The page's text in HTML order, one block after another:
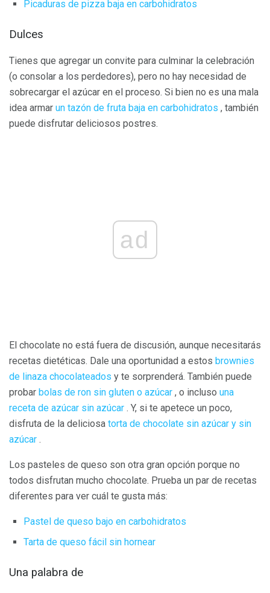
Picaduras de pizza baja en carbohidratos
Dulces
Tienes que agregar un convite para culminar la celebración
(o consolar a los perdedores), pero no hay necesidad de
sobrecargar el azúcar en el proceso. Si bien no es una mala
idea armar un tazón de fruta baja en carbohidratos , también
puede disfrutar deliciosos postres.
ad
El chocolate no está fuera de discusión, aunque necesitarás
recetas dietéticas. Dale una oportunidad a estos brownies
de linaza chocolateados y te sorprenderá. También puede
probar bolas de ron sin gluten o azúcar , o incluso una
receta de azúcar sin azúcar . Y, si te apetece un poco,
disfruta de la deliciosa torta de chocolate sin azúcar y sin
azúcar .
Los pasteles de queso son otra gran opción porque no
todos disfrutan mucho chocolate. Prueba un par de recetas
diferentes para ver cuál te gusta más:
Pastel de queso bajo en carbohidratos
Tarta de queso fácil sin hornear
Una palabra de